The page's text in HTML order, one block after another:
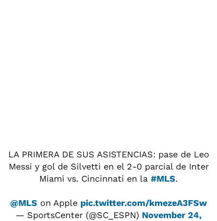
LA PRIMERA DE SUS ASISTENCIAS: pase de Leo
Messi y gol de Silvetti en el 2-0 parcial de Inter
Miami vs. Cincinnati en la #MLS.
@MLS on Apple pic.twitter.com/kmezeA3FSw
— SportsCenter (@SC_ESPN) November 24,